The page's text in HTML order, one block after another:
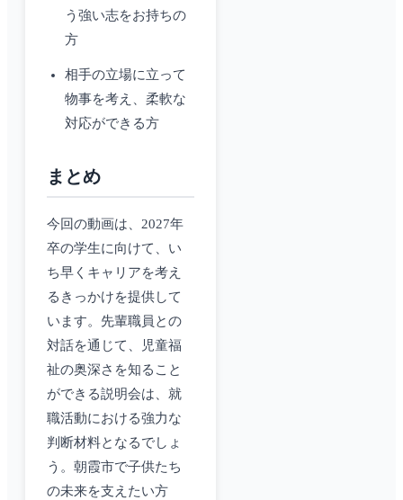
う強い志をお持ちの
方
相手の立場に立って
物事を考え、柔軟な
対応ができる方
まとめ
今回の動画は、2027年
卒の学生に向けて、い
ち早くキャリアを考え
るきっかけを提供して
います。先輩職員との
対話を通じて、児童福
祉の奥深さを知ること
ができる説明会は、就
職活動における強力な
判断材料となるでしょ
う。朝霞市で子供たち
の未来を支えたい方